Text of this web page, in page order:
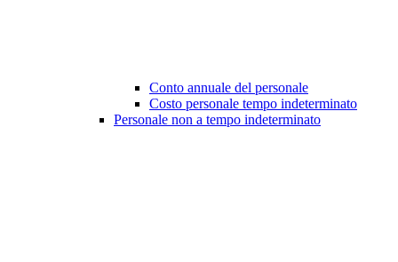
Conto annuale del personale
Costo personale tempo indeterminato
Personale non a tempo indeterminato